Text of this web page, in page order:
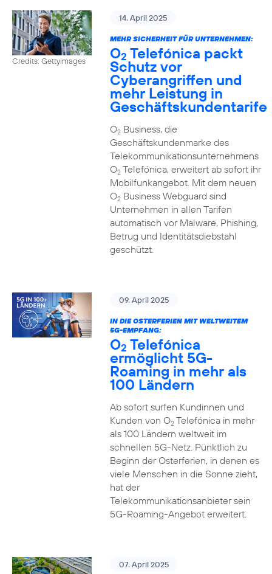
Credits: Gettyimages
14. April 2025
MEHR SICHERHEIT FÜR UNTERNEHMEN:
O2 Telefónica packt
Schutz vor
Cyberangriffen und
mehr Leistung in
Geschäftskundentarife
O2Business, die
Geschäftskundenmarke des
Telekommunikationsunternehmens
O2Telefónica, erweitert ab sofort ihr
Mobilfunkangebot. Mit dem neuen
O2Business Webguard sind
Unternehmen in allen Tarifen
automatisch vor Malware, Phishing,
Betrug und Identitätsdiebstahl
geschützt.
09. April 2025
IN DIE OSTERFERIEN MIT WELTWEITEM
5G-EMPFANG:
O2 Telefónica
ermöglicht 5G-
Roaming in mehr als
100 Ländern
Ab sofort surfen Kundinnen und
Kunden von O2Telefónica in mehr
als 100 Ländern weltweit im
schnellen 5G-Netz. Pünktlich zu
Beginn der Osterferien, in denen es
viele Menschen in die Sonne zieht,
hat der
Telekommunikationsanbieter sein
5G-Roaming-Angebot erweitert.
07. April 2025